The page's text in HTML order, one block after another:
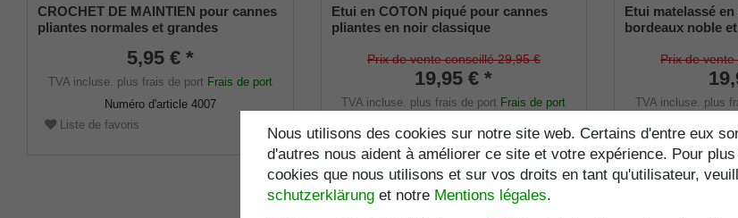
CROCHET DE MAINTIEN pour cannes
pliantes normales et grandes
5,95 € *
TVA incluse. plus frais de port Frais de port
Numéro d'article 4007
Liste de favoris
Etui en COTON piqué pour cannes
pliantes en noir classique
Prix de vente conseillé 29,95 €
19,95 € *
TVA incluse. plus frais de port Frais de port
Liste de favoris
Etui matelassé
bordeaux noble
Prix de
TVA incluse. plus
Liste de favoris
Nous utilisons des cookies sur notre site web. Certains d'entre eux
d'autres nous aident à améliorer ce site et votre expérience. Pour
cookies que nous utilisons et sur vos droits en tant qu'utilisateur,
schutz­erklärunget notre Mentions légales.